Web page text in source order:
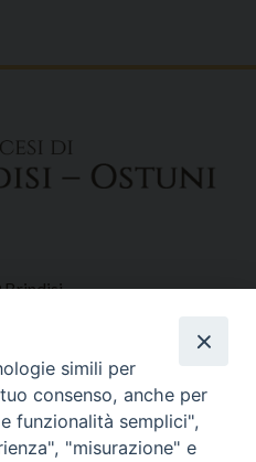
Brindisi
simili per
consenso, anche per
funzionalità semplici",
"misurazione" e